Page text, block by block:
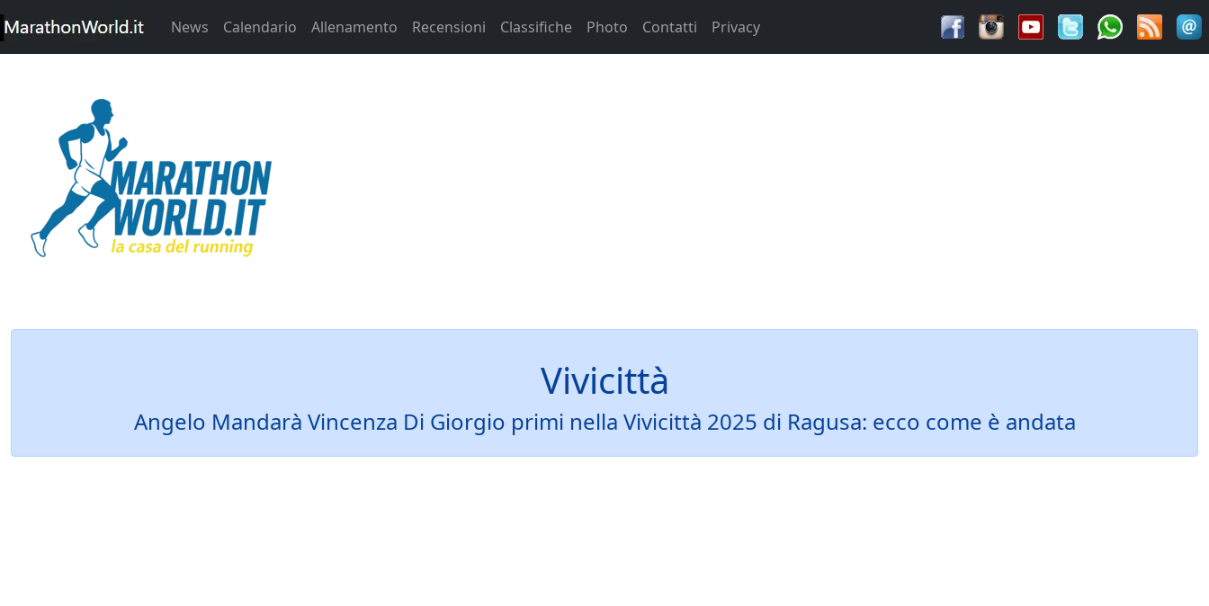
News Calendario Allenamento Recensioni Classifiche Photo Contatti Privacy
Vivicittà
Angelo Mandarà Vincenza Di Giorgio primi nella Vivicittà 2025 di Ragusa: ecco come è andata